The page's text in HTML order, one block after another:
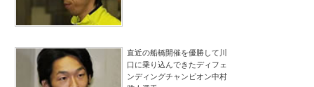
直近の船橋開催を優勝して川
口に乗り込んできたディフェ
ンディングチャンピオン中村